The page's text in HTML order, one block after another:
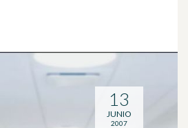
13
JUNIO
2007